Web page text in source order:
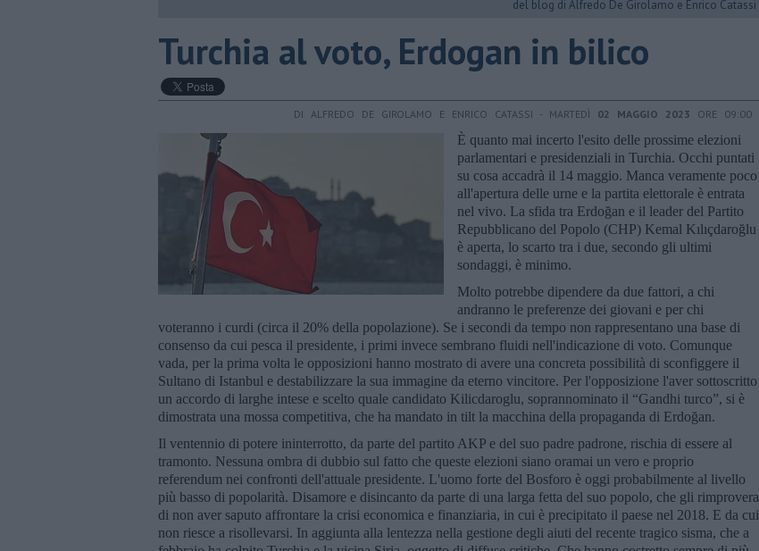
del blog di Alfredo De Girolamo e Enrico Catassi
Turchia al voto, Erdogan in bilico
DI ALFREDO DE GIROLAMO E ENRICO CATASSI - MARTEDÌ 02 MAGGIO 2023 ORE 09:00
È quanto mai incerto l'esito delle prossime elezioni
parlamentari e presidenziali in Turchia. Occhi puntati
su cosa accadrà il 14 maggio. Manca veramente poco
all'apertura delle urne e la partita elettorale è entrata
nel vivo. La sfida tra Erdoğan e il leader del Partito
Repubblicano del Popolo (CHP) Kemal Kılıçdaroğlu
è aperta, lo scarto tra i due, secondo gli ultimi
sondaggi, è minimo.
Molto potrebbe dipendere da due fattori, a chi
andranno le preferenze dei giovani e per chi
voteranno i curdi (circa il 20% della popolazione). Se i secondi da tempo non rappresentano una base di
consenso da cui pesca il presidente, i primi invece sembrano fluidi nell'indicazione di voto. Comunque
vada, per la prima volta le opposizioni hanno mostrato di avere una concreta possibilità di sconfiggere il
Sultano di Istanbul e destabilizzare la sua immagine da eterno vincitore. Per l'opposizione l'aver sottoscritto
un accordo di larghe intese e scelto quale candidato Kilicdaroglu, soprannominato il “Gandhi turco”, si è
dimostrata una mossa competitiva, che ha mandato in tilt la macchina della propaganda di Erdoğan.
Il ventennio di potere ininterrotto, da parte del partito AKP e del suo padre padrone, rischia di essere al
tramonto. Nessuna ombra di dubbio sul fatto che queste elezioni siano oramai un vero e proprio
referendum nei confronti dell'attuale presidente. L'uomo forte del Bosforo è oggi probabilmente al livello
più basso di popolarità. Disamore e disincanto da parte di una larga fetta del suo popolo, che gli rimprovera
di non aver saputo affrontare la crisi economica e finanziaria, in cui è precipitato il paese nel 2018. E da cui
non riesce a risollevarsi. In aggiunta alla lentezza nella gestione degli aiuti del recente tragico sisma, che a